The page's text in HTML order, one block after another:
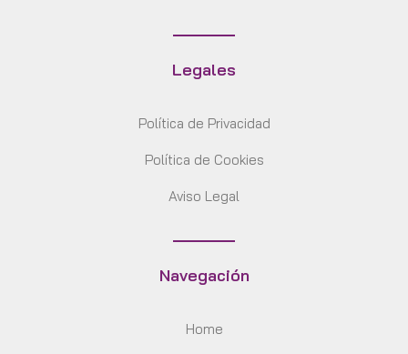
Legales
Política de Privacidad
Política de Cookies
Aviso Legal
Navegación
Home